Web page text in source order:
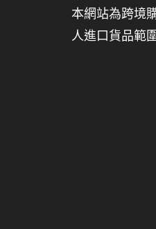
本網站為跨境
人進口貨品範